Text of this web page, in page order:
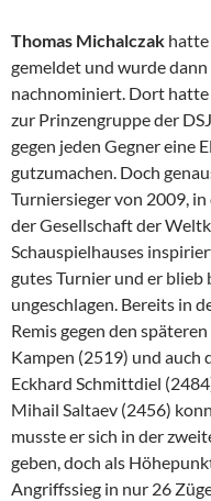
Thomas Michalczak
gemeldet und wurde
nachnominiert. Dort
zur Prinzengruppe der
gegen jeden Gegner eine
gutzumachen. Doch
Turniersieger von 2009,
der Gesellschaft der
Schauspielhauses
gutes Turnier und er blieb
ungeschlagen. Bereits in
Remis gegen den
Kampen (2519) und
Eckhard Schmittdiel
Mihail Saltaev (2456)
musste er sich in der
geben, doch als
Angriffssieg in nur 26